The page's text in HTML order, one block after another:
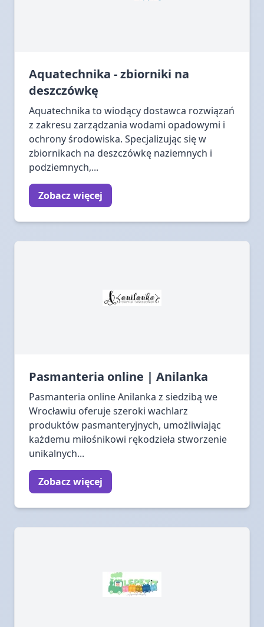
Aquatechnika - zbiorniki na
deszczówkę
Aquatechnika to wiodący dostawca rozwiązań
z zakresu zarządzania wodami opadowymi i
ochrony środowiska. Specjalizując się w
zbiornikach na deszczówkę naziemnych i
podziemnych,...
Zobacz więcej
Pasmanteria online | Anilanka
Pasmanteria online Anilanka z siedzibą we
Wrocławiu oferuje szeroki wachlarz
produktów pasmanteryjnych, umożliwiając
każdemu miłośnikowi rękodzieła stworzenie
unikalnych...
Zobacz więcej